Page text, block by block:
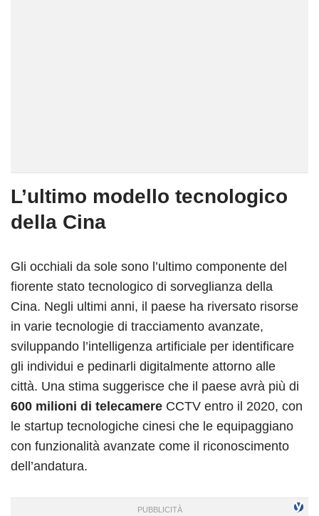
L’ultimo modello tecnologico
della Cina
Gli occhiali da sole sono l’ultimo componente del
fiorente stato tecnologico di sorveglianza della
Cina. Negli ultimi anni, il paese ha riversato risorse
in varie tecnologie di tracciamento avanzate,
sviluppando l’intelligenza artificiale per identificare
gli individui e pedinarli digitalmente attorno alle
città. Una stima suggerisce che il paese avrà più di
600 milioni di telecamere CCTV entro il 2020, con
le startup tecnologiche cinesi che le equipaggiano
con funzionalità avanzate come il riconoscimento
dell’andatura.